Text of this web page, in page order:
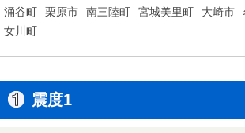
涌谷町 栗原市 南三陸町 宮城美里町 大崎市
女川町
震度1